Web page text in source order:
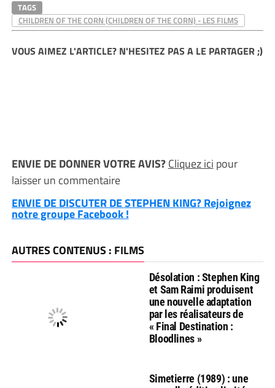
TAGS
CHILDREN OF THE CORN (CHILDREN OF THE CORN) - LES FILMS
VOUS AIMEZ L'ARTICLE? N'HESITEZ PAS A LE PARTAGER ;)
ENVIE DE DONNER VOTRE AVIS?Cliquez ici pour
laisser un commentaire
ENVIE DE DISCUTER DE STEPHEN KING? Rejoignez
notre groupe Facebook !
AUTRES CONTENUS : FILMS
Désolation : Stephen King
et Sam Raimi produisent
une nouvelle adaptation
par les réalisateurs de
« Final Destination :
Bloodlines »
Simetierre (1989) : une